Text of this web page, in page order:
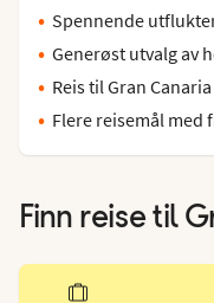
Spennende
Generøst utvalg av
Reis til Gran
Flere reisemål
Finn reise til